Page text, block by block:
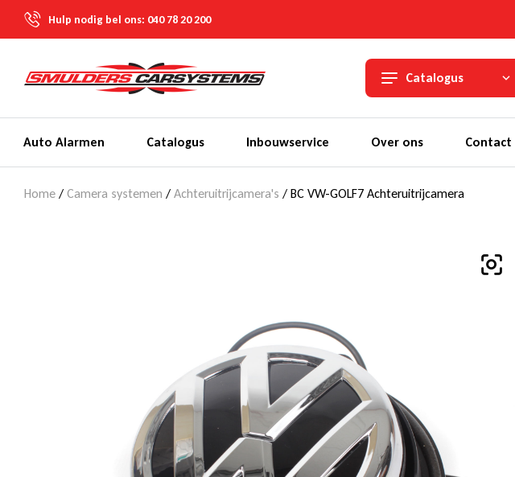
Hulp nodig bel ons: 040 78 20 200
Catalogus
Auto Alarmen Catalogus Inbouwservice Over ons Contact
Home / Camera systemen / Achteruitrijcamera's / BC VW-GOLF7 Achteruitrijcamera